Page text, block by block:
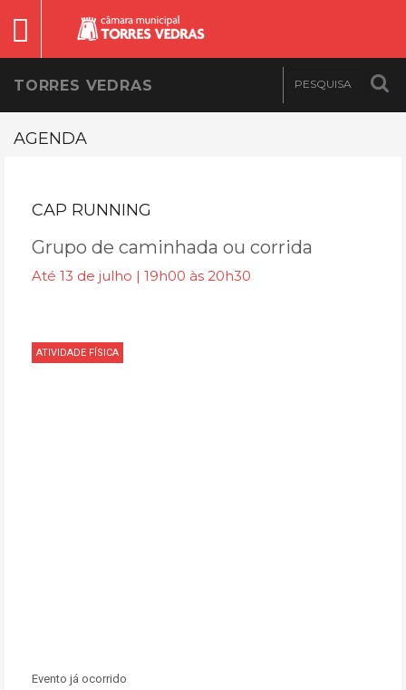
TORRES VEDRAS
AGENDA
CAP RUNNING
Grupo de caminhada ou corrida
Até 13 de julho | 19h00 às 20h30
ATIVIDADE FÍSICA
Evento já ocorrido